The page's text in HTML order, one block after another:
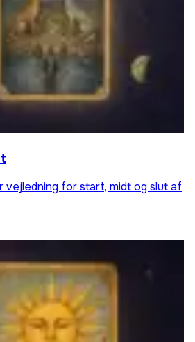
vejledning for start, midt og slut af